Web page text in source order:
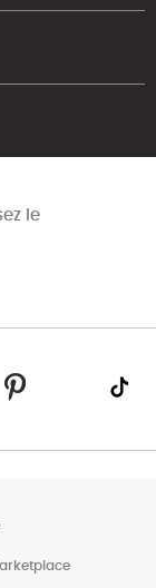
le